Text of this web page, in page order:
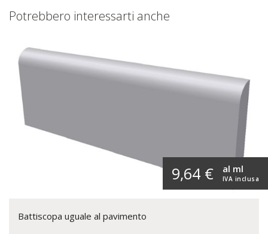
Potrebbero interessarti anche
9,64 € IVA inclusa
al ml
Battiscopa uguale al pavimento